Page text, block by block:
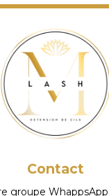
Contact
groupe